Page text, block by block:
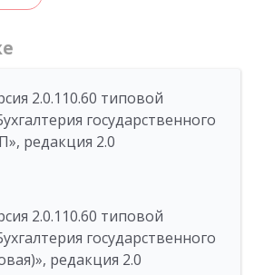
2.0.110.60 типовой
государственного
редакция 2.0
2.0.110.60 типовой
государственного
редакция 2.0